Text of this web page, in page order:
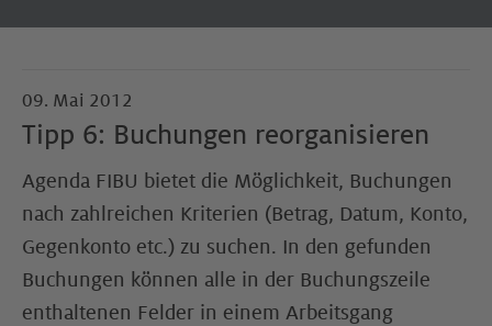
09. Mai 2012
Tipp 6: Buchungen reorganisieren
Agenda FIBU bietet die Möglichkeit, Buchungen
nach zahlreichen Kriterien (Betrag, Datum, Konto,
Gegenkonto etc.) zu suchen. In den gefunden
Buchungen können alle in der Buchungszeile
enthaltenen Felder in einem Arbeitsgang